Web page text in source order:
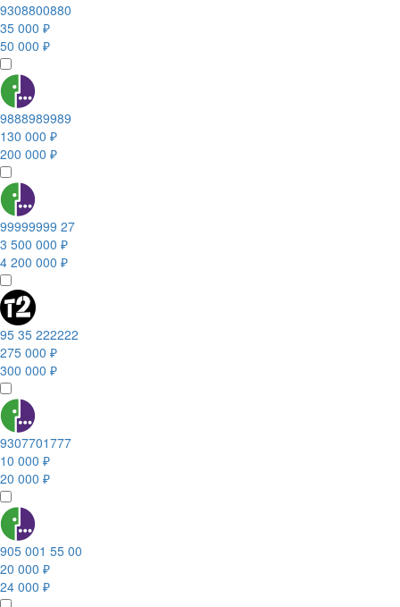
9308800880
35 000 ₽
50 000 ₽
9888989989
130 000 ₽
200 000 ₽
99999999 27
3 500 000 ₽
4 200 000 ₽
95 35 222222
275 000 ₽
300 000 ₽
9307701777
10 000 ₽
20 000 ₽
905 001 55 00
20 000 ₽
24 000 ₽